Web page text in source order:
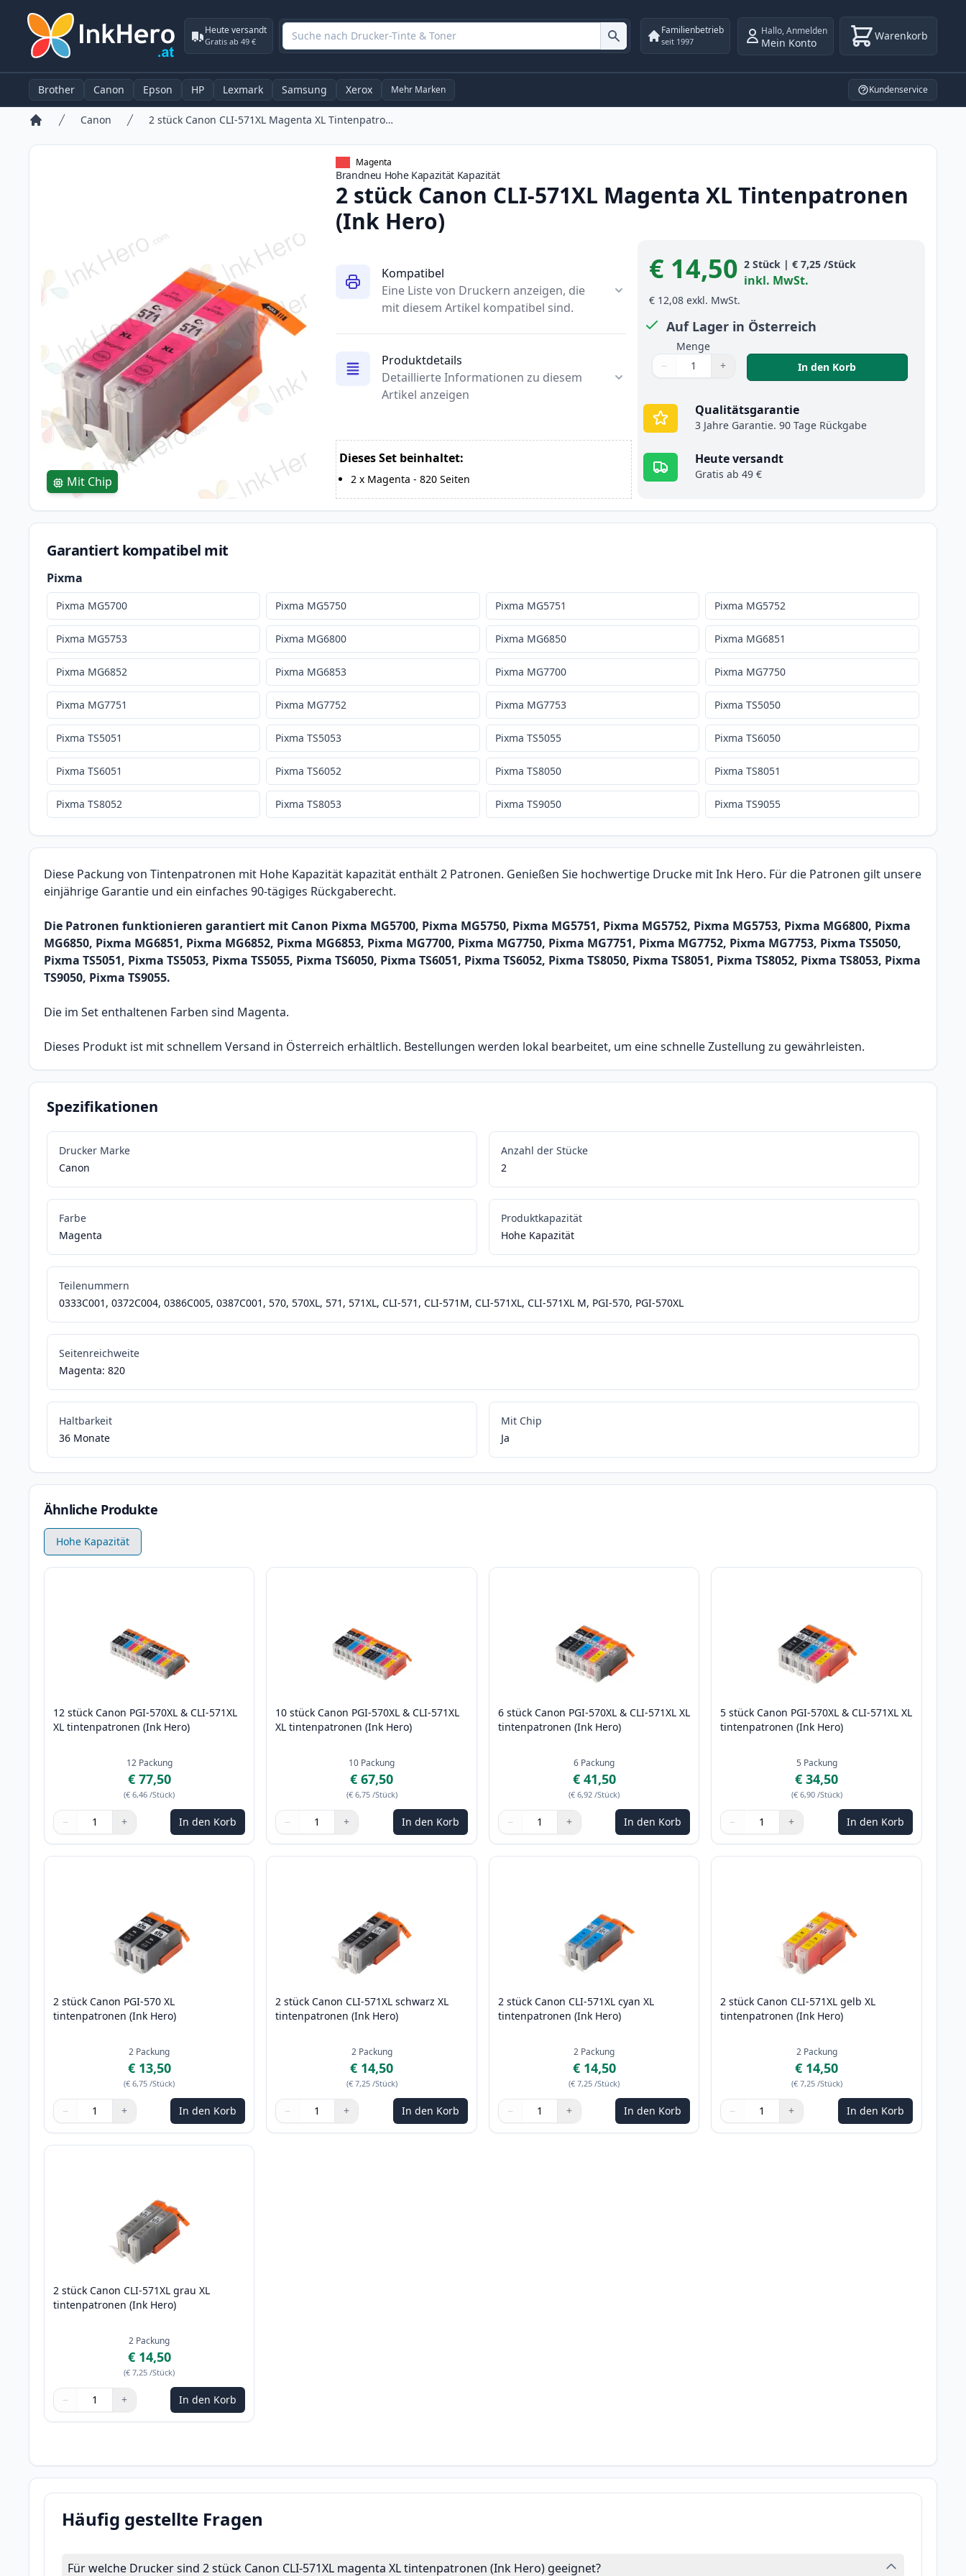
Heute versandt
Gratis ab 49 €
Familienbetrieb
seit 1997
Hallo,Anmelden
Mein Konto Warenkorb
Brother Canon Epson HP Lexmark Samsung Xerox Mehr Marken Kundenservice
Canon 2 stück Canon CLI-571XL Magenta XL Tintenpatronen (Ink Hero)
Mit Chip
Magenta
Brandneu Hohe Kapazität Kapazität
2 stück Canon CLI-571XL Magenta XL Tintenpatronen
(Ink Hero)
Kompatibel
Eine Liste von Druckern anzeigen, die
mit diesem Artikel kompatibel sind.
Produktdetails
Detaillierte Informationen zu diesem
Artikel anzeigen
Dieses Set beinhaltet:
2x Magenta - 820 Seiten
Product information
€ 14,50 2 Stück| € 7,25 /Stück
inkl. MwSt.
€ 12,08 exkl. MwSt.
Auf Lager in Österreich
Menge
Menge
Verwenden Sie die Tasten, um anzupassen
− +
Menge 1 In den Korb,
Qualitätsgarantie
3 Jahre Garantie. 90 Tage Rückgabe
Heute versandt
Gratis ab 49 €
Diese Packung von Tintenpatronen mit Hohe Kapazität kapazität enthält 2 Patronen. Genießen Sie hochwertige Drucke mit Ink Hero. Für die Patronen gilt unsere
einjährige Garantie und ein einfaches 90-tägiges Rückgaberecht.
Die Patronen funktionieren garantiert mit Canon Pixma MG5700, Pixma MG5750, Pixma MG5751, Pixma MG5752, Pixma MG5753, Pixma MG6800, Pixma
MG6850, Pixma MG6851, Pixma MG6852, Pixma MG6853, Pixma MG7700, Pixma MG7750, Pixma MG7751, Pixma MG7752, Pixma MG7753, Pixma TS5050,
Pixma TS5051, Pixma TS5053, Pixma TS5055, Pixma TS6050, Pixma TS6051, Pixma TS6052, Pixma TS8050, Pixma TS8051, Pixma TS8052, Pixma TS8053, Pixma
TS9050, Pixma TS9055.
Die im Set enthaltenen Farben sind Magenta.
Dieses Produkt ist mit schnellem Versand in Österreich erhältlich. Bestellungen werden lokal bearbeitet, um eine schnelle Zustellung zu gewährleisten.
Spezifikationen
Drucker Marke
Canon
Anzahl der Stücke
2
Farbe
Magenta
Produktkapazität
Hohe Kapazität
Teilenummern
0333C001, 0372C004, 0386C005, 0387C001, 570, 570XL, 571, 571XL, CLI-571, CLI-571M, CLI-571XL, CLI-571XL M, PGI-570, PGI-570XL
Seitenreichweite
Magenta: 820
Haltbarkeit
36 Monate
Mit Chip
Ja
Ähnliche Produkte
Hohe Kapazität
12 stück Canon PGI-570XL & CLI-571XL
XL tintenpatronen (Ink Hero)
12 Packung
€ 77,50
(€ 6,46 /Stück)
Menge
Verwenden Sie die Tasten, um anzupassen
− +
Menge 1 In den Korb
10 stück Canon PGI-570XL & CLI-571XL
XL tintenpatronen (Ink Hero)
10 Packung
€ 67,50
(€ 6,75 /Stück)
Menge
Verwenden Sie die Tasten, um anzupassen
− +
Menge 1 In den Korb
6 stück Canon PGI-570XL & CLI-571XL XL
tintenpatronen (Ink Hero)
6 Packung
€ 41,50
(€ 6,92 /Stück)
Menge
Verwenden Sie die Tasten, um anzupassen
− +
Menge 1 In den Korb
5 stück Canon PGI-570XL & CLI-571XL XL
tintenpatronen (Ink Hero)
5 Packung
€ 34,50
(€ 6,90 /Stück)
Menge
Verwenden Sie die Tasten, um anzupassen
− +
Menge 1 In den Korb
2 stück Canon PGI-570 XL
tintenpatronen (Ink Hero)
2 Packung
€ 13,50
(€ 6,75 /Stück)
Menge
Verwenden Sie die Tasten, um anzupassen
− +
Menge 1 In den Korb
2 stück Canon CLI-571XL schwarz XL
tintenpatronen (Ink Hero)
2 Packung
€ 14,50
(€ 7,25 /Stück)
Menge
Verwenden Sie die Tasten, um anzupassen
− +
Menge 1 In den Korb
2 stück Canon CLI-571XL cyan XL
tintenpatronen (Ink Hero)
2 Packung
€ 14,50
(€ 7,25 /Stück)
Menge
Verwenden Sie die Tasten, um anzupassen
− +
Menge 1 In den Korb
2 stück Canon CLI-571XL gelb XL
tintenpatronen (Ink Hero)
2 Packung
€ 14,50
(€ 7,25 /Stück)
Menge
Verwenden Sie die Tasten, um anzupassen
− +
Menge 1 In den Korb
2 stück Canon CLI-571XL grau XL
tintenpatronen (Ink Hero)
2 Packung
€ 14,50
(€ 7,25 /Stück)
Menge
Verwenden Sie die Tasten, um anzupassen
− +
Menge 1 In den Korb
Garantiert kompatibel mit
Pixma
Pixma MG5700 Pixma MG5750 Pixma MG5751 Pixma MG5752
Pixma MG5753 Pixma MG6800 Pixma MG6850 Pixma MG6851
Pixma MG6852 Pixma MG6853 Pixma MG7700 Pixma MG7750
Pixma MG7751 Pixma MG7752 Pixma MG7753 Pixma TS5050
Pixma TS5051 Pixma TS5053 Pixma TS5055 Pixma TS6050
Pixma TS6051 Pixma TS6052 Pixma TS8050 Pixma TS8051
Pixma TS8052 Pixma TS8053 Pixma TS9050 Pixma TS9055
Häufig gestellte Fragen
Für welche Drucker sind 2 stück Canon CLI-571XL magenta XL tintenpatronen (Ink Hero) geeignet?